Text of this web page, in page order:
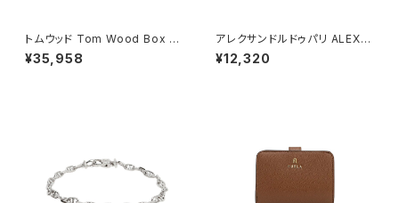
トムウッド Tom Wood Box Br
acelet ブレスレット 100066-
70 シルバー
¥35,958
アレクサンドルドゥパリ ALEXA
NDRE DE PARIS BASIC CLA
SSIQUES ヘアクリップ ACCM
¥12,320